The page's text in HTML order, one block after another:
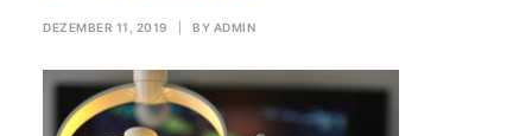
DEZEMBER 11, 2019 BY ADMIN